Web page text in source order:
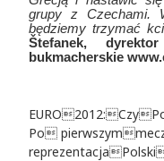
grupy z Czechami.
będziemy trzymać
Štefanek,
bukmacherskie
Po